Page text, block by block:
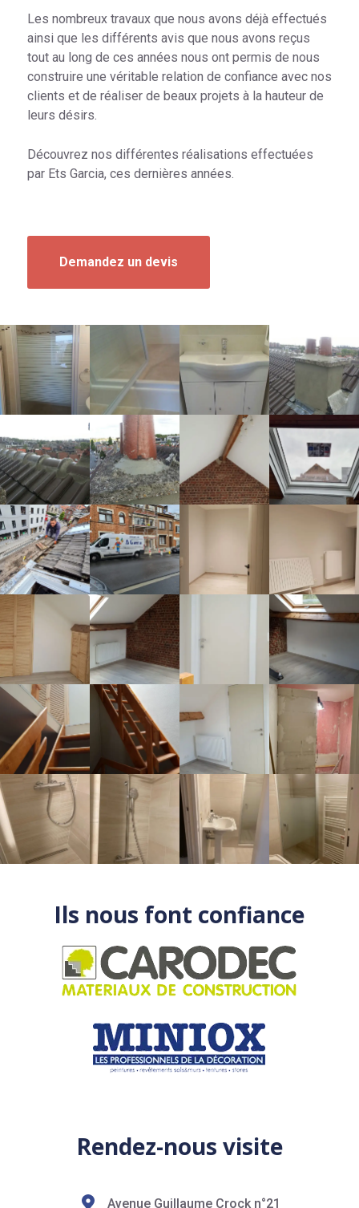
Les nombreux travaux que nous avons déjà effectués
ainsi que les différents avis que nous avons reçus
tout au long de ces années nous ont permis de nous
construire une véritable relation de confiance avec nos
clients et de réaliser de beaux projets à la hauteur de
leurs désirs.
Découvrez nos différentes réalisations effectuées
par Ets Garcia, ces dernières années.
Demandez un devis
Ils nous font confiance
Rendez-nous visite
Avenue Guillaume Crock n°21